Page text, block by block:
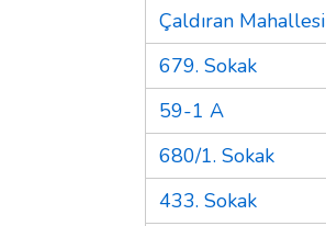
Çaldıran Mahallesi
679. Sokak
59-1 A
680/1. Sokak
433. Sokak